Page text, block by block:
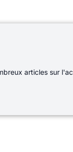
articles sur